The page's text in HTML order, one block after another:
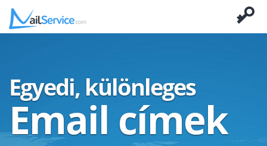
Egyedi, különleges
Email címek